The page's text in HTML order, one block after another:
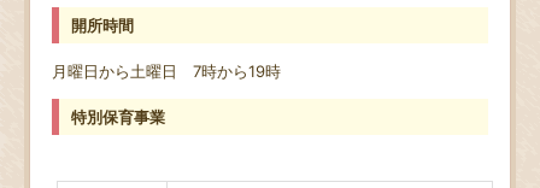
開所時間
月曜日から土曜日 7時から19時
特別保育事業